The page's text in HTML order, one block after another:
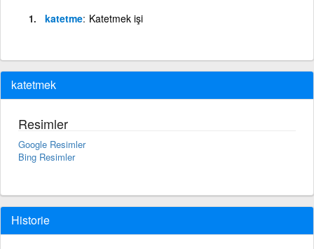
katetme Katetmek işi
katetmek
Resimler
Google Resimler
Bing Resimler
Historie